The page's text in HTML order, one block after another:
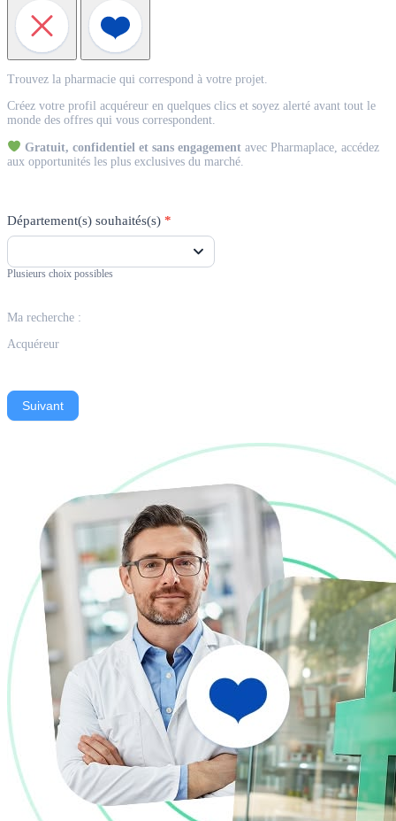
Acquéreur
Trouvez la pharmacie qui correspond à votre projet.
Créez votre profil acquéreur en quelques clics et soyez alerté avant tout le
monde des offres qui vous correspondent.
Gratuit, confidentiel et sans engagementavec Pharmaplace, accédez
aux opportunités les plus exclusives du marché.
Département(s) souhaités(s) *
Plusieurs choix possibles
Ma recherche :
Acquéreur
Suivant